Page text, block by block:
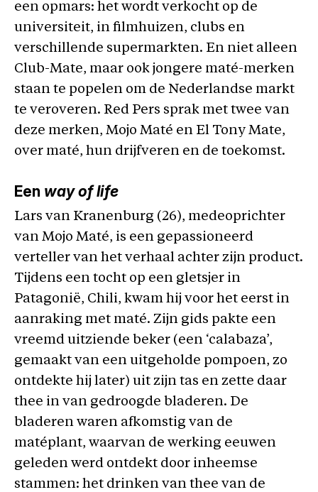
een opmars: het wordt verkocht op de
universiteit, in filmhuizen, clubs en
verschillende supermarkten. En niet alleen
Club-Mate, maar ook jongere maté-merken
staan te popelen om de Nederlandse markt
te veroveren. Red Pers sprak met twee van
deze merken, Mojo Maté en El Tony Mate,
over maté, hun drijfveren en de toekomst.
Een way of life
Lars van Kranenburg (26), medeoprichter
van Mojo Maté, is een gepassioneerd
verteller van het verhaal achter zijn product.
Tijdens een tocht op een gletsjer in
Patagonië, Chili, kwam hij voor het eerst in
aanraking met maté. Zijn gids pakte een
vreemd uitziende beker (een ‘calabaza’,
gemaakt van een uitgeholde pompoen, zo
ontdekte hij later) uit zijn tas en zette daar
thee in van gedroogde bladeren. De
bladeren waren afkomstig van de
matéplant, waarvan de werking eeuwen
geleden werd ontdekt door inheemse
stammen: het drinken van thee van de